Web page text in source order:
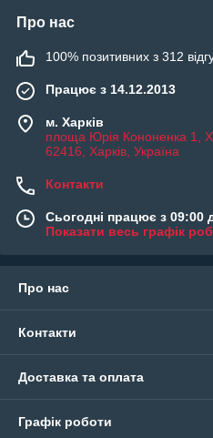
Про нас
100% позитивних з 312
Працює з 14.12.2013
м. Харків
площа Юрія Кононенка 1,
62416, Харків, Україна
Контакти
Сьогодні працює з 09:00
Показати весь графік
Про нас
Контакти
Доставка та оплата
Графік роботи